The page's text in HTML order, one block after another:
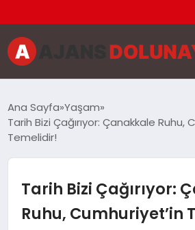
EĞITIM
Ana Sayfa Yaşam
Tarih Bizi Çağırıyor: Çanakkale Ruhu,
Temelidir!
Tarih Bizi Çağırıyor:
Ruhu, Cumhuriyet’in